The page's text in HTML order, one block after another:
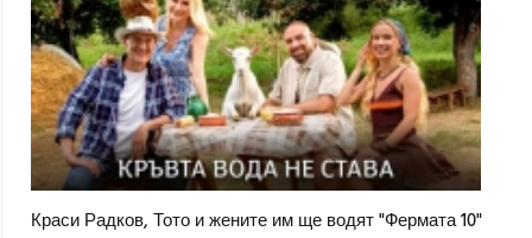
Краси Радков, Тото и жените им ще водят "Фермата 10"